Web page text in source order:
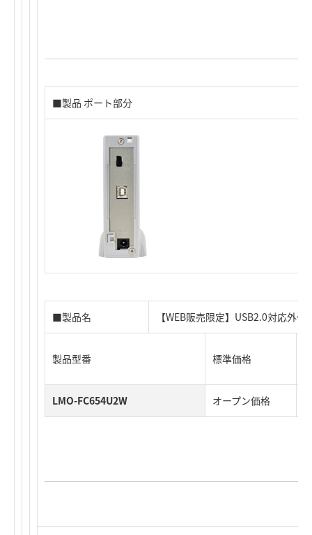
■製品 ポート部分
■製品名 【WEB販売限定】USB2.0対応外
製品型番 標準価格
LMO-FC654U2W オープン価格